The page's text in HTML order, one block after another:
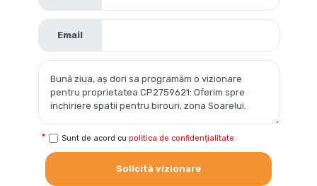
Email
Sunt de acord cu politica de confidențialitate
Solicită vizionare